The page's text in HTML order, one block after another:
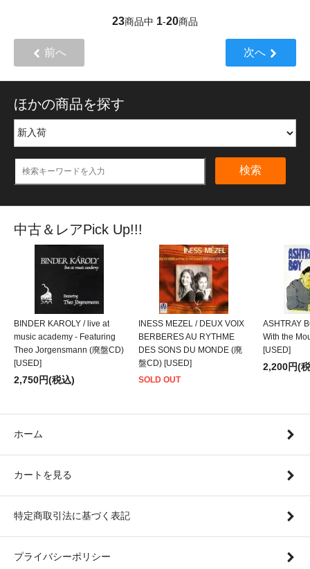
23商品中 1-20商品
前へ 次へ
ほかの商品を探す
検索
中古＆レアPick Up!!!
BINDER KAROLY / live at
music academy - Featuring
Theo Jorgensmann (廃盤CD)
[USED]
2,750円(税込)
INESS MEZEL / DEUX VOIX
BERBERES AU RYTHME
DES SONS DU MONDE (廃
盤CD) [USED]
SOLD OUT
ASHTRAY
With the
[USED]
2,200円(
ホーム
カートを見る
特定商取引法に基づく表記
プライバシーポリシー